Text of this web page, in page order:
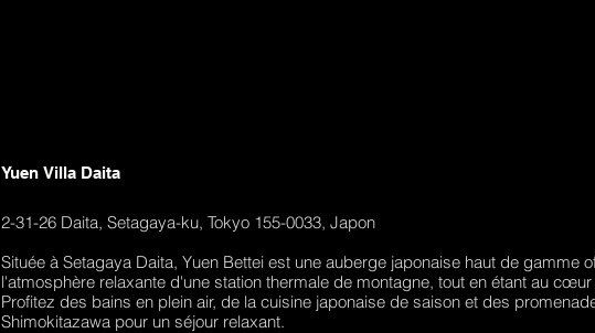
Yuen Villa Daita
2-31-26 Daita, Setagaya-ku, Tokyo 155-0033, Japon
Située à Setagaya Daita, Yuen Bettei est une auberge japonaise haut de gamme
l'atmosphère relaxante d'une station thermale de montagne, tout en étant au cœur
Profitez des bains en plein air, de la cuisine japonaise de saison et des
Shimokitazawa pour un séjour relaxant.